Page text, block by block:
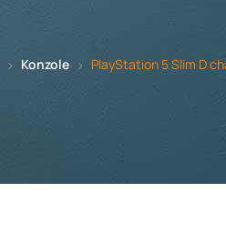
Konzole PlayStation 5 Slim D